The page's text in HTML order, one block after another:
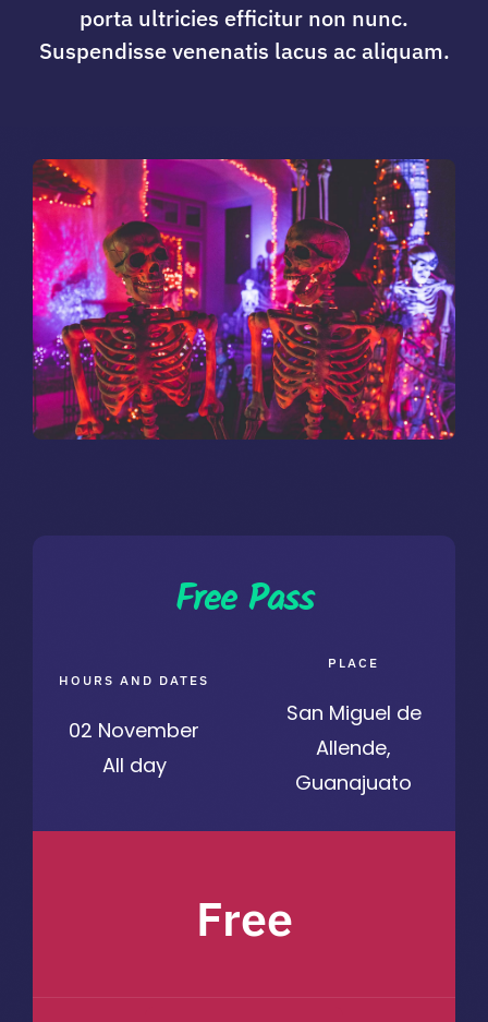
porta ultricies efficitur non nunc.
Suspendisse venenatis lacus ac aliquam.
HOURS AND DATES
02 November
All day
PLACE
San Miguel de
Allende,
Guanajuato
Free